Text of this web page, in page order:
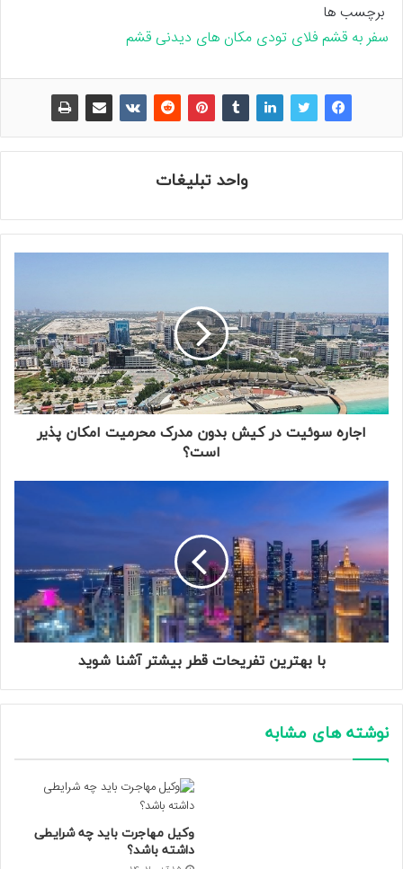
برچسب ها
سفر به قشمفلای تودی مکان های دیدنی قشم
واحد تبلیغات
اجاره سوئیت در کیش بدون مدرک محرمیت امکان پذیر
است؟
با بهترین تفریحات قطر بیشتر آشنا شوید
نوشته های مشابه
وکیل مهاجرت باید چه شرایطی
داشته باشد؟